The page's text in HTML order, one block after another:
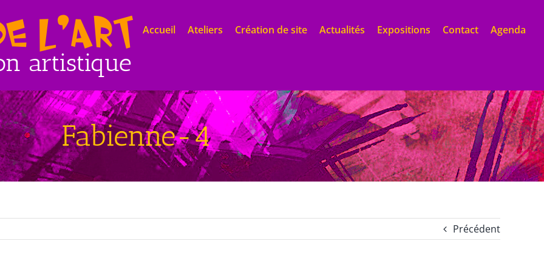
Accueil Ateliers Création de site Actualités Expositions Contact Agenda
Fabienne-4
Précédent